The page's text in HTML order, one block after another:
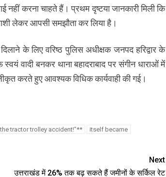
नहीं करना चाहते हैं। प्रथम दृष्टया जानकारी मिली कि
लेकर आपसी समझौता कर लिया है।
के लिए वरिष्ठ पुलिस अधीक्षक जनपद हरिद्वार के
वादी बनकर थाना बहादराबाद पर संगीन धाराओं में
करते हुए आवश्यक विधिक कार्यवाही की गई।
tractor trolley accident!"**
itself became
Next
उत्तराखंड में 26% तक बढ़ सकते हैं जमीनों के सर्किल रेट